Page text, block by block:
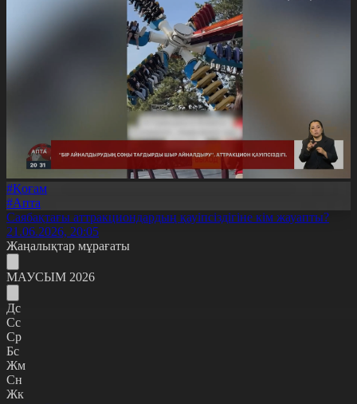
#Қоғам
#Апта
Саябақтағы аттракциондардың қауіпсіздігіне кім жауапты?
21.06.2026, 20:05
Жаңалықтар мұрағаты
МАУСЫМ 2026
Дс
Сс
Ср
Бс
Жм
Сн
Жк